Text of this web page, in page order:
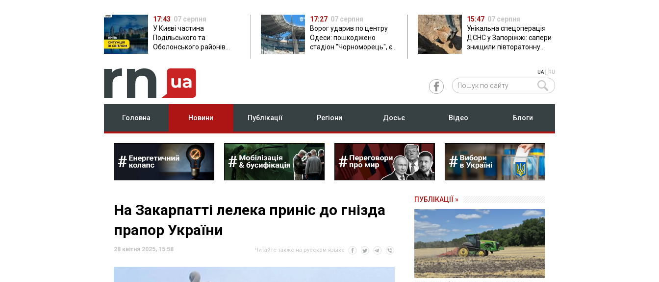
17:43 07 серпня
У Києві частина
Подільського та
Оболонського районів
17:27 07 серпня
Ворог ударив по центру
Одеси: пошкоджено
стадіон "Чорноморець", є
15:47 07 серпня
Унікальна спецоперація
ДСНС у Запоріжжі: сапери
знищили півторатонну
UA| RU
Головна Новини Публікації Регіони Досьє Відео Блоги
На Закарпатті лелека приніс до гнізда
прапор України
28 квітня 2025, 15:58 Читайте также на русском языке
ПУБЛІКАЦІЇ »